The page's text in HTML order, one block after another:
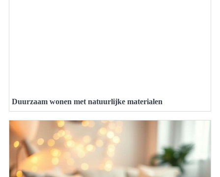
Duurzaam wonen met natuurlijke materialen